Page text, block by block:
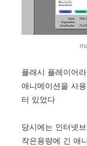
플래시 플레이어
애니메이션을 사
터 있었다
당시에는 인터넷
작은용량에 긴 애